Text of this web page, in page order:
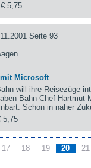
€ 5,75
Seite 93
Microsoft
will ihre Reisezüge
Bahn-Chef Hartmut
Schon in naher
5,75
17 18 19 20 21